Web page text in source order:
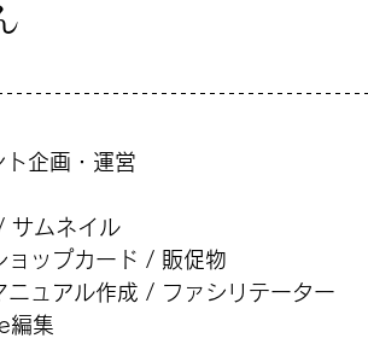
企画・運営
サムネイル
ップカード / 販促物
ュアル作成 / ファシリテーター
編集